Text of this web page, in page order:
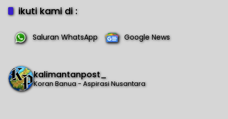
ikuti kami di :
Saluran WhatsApp Google News
kalimantanpost_
Koran Banua - Aspirasi Nusantara